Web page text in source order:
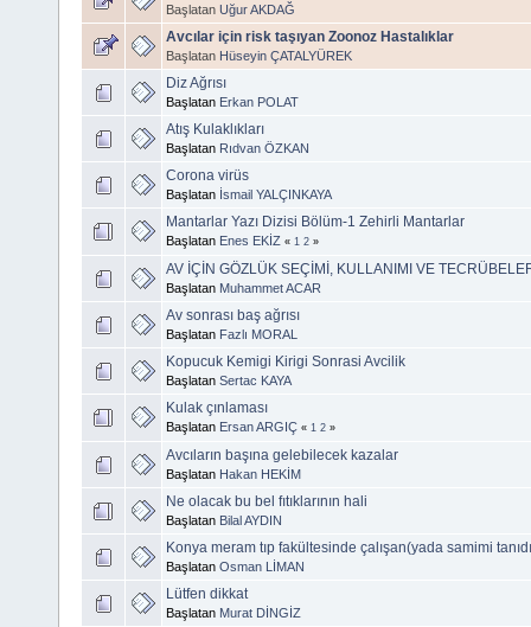
Başlatan Uğur AKDAĞ
Avcılar için risk taşıyan Zoonoz Hastalıklar
Başlatan Hüseyin ÇATALYÜREK
Diz Ağrısı
Başlatan Erkan POLAT
Atış Kulaklıkları
Başlatan Rıdvan ÖZKAN
Corona virüs
Başlatan İsmail YALÇINKAYA
Mantarlar Yazı Dizisi Bölüm-1 Zehirli Mantarlar
Başlatan Enes EKİZ « 1 2 »
AV İÇİN GÖZLÜK SEÇİMİ, KULLANIMI VE
Başlatan Muhammet ACAR
Av sonrası baş ağrısı
Başlatan Fazlı MORAL
Kopucuk Kemigi Kirigi Sonrasi Avcilik
Başlatan Sertac KAYA
Kulak çınlaması
Başlatan Ersan ARGIÇ « 1 2 »
Avcıların başına gelebilecek kazalar
Başlatan Hakan HEKİM
Ne olacak bu bel fıtıklarının hali
Başlatan Bilal AYDIN
Konya meram tıp fakültesinde çalışan(yada samimi
Başlatan Osman LİMAN
Lütfen dikkat
Başlatan Murat DİNGİZ